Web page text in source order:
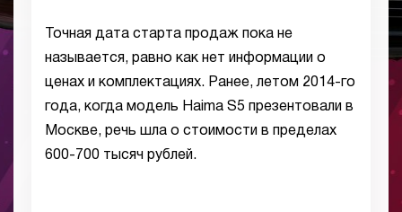
Точная дата старта продаж пока не
называется, равно как нет информации о
ценах и комплектациях. Ранее, летом 2014-го
года, когда модель Haima S5 презентовали в
Москве, речь шла о стоимости в пределах
600-700 тысяч рублей.